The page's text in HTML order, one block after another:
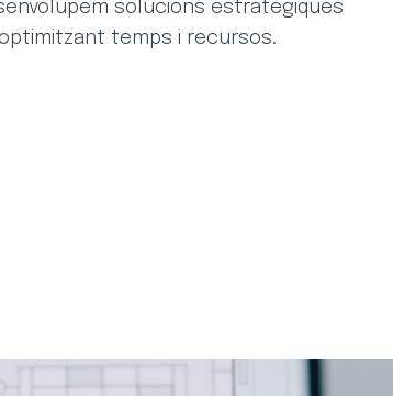
solucions estratègiques
temps i recursos.